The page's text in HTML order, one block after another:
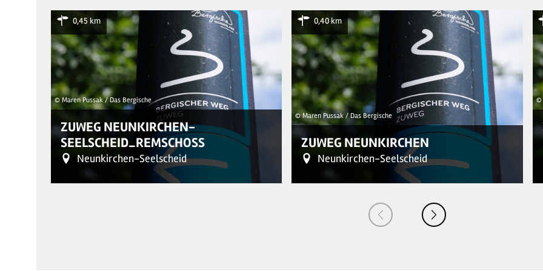
0,45 km
© Maren Pussak / Das Bergische
ZUWEG NEUNKIRCHEN-
SEELSCHEID_REMSCHOSS
Neunkirchen-Seelscheid
0,40 km
© Maren Pussak / Das Bergische
ZUWEG NEUNKIRCHEN
Neunkirchen-Seelscheid
©